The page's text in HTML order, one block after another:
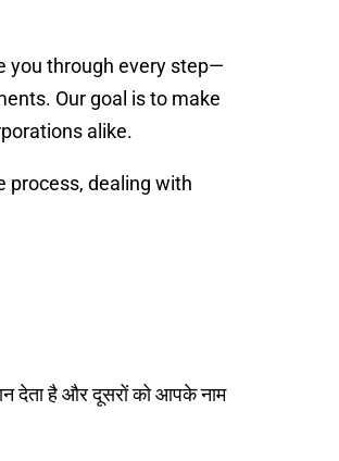
you through every step—
Our goal is to make
alike.
process, dealing with
देता है और दूसरों को आपके नाम